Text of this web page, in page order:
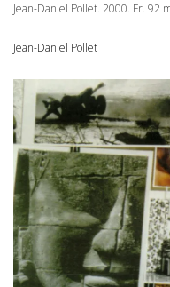
Jean-Daniel Pollet. 2000. Fr. 92
Jean-Daniel Pollet